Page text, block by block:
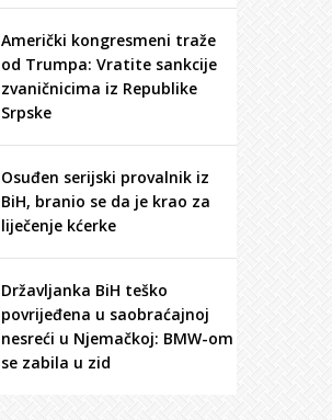
Američki kongresmeni traže
od Trumpa: Vratite sankcije
zvaničnicima iz Republike
Srpske
Osuđen serijski provalnik iz
BiH, branio se da je krao za
liječenje kćerke
Državljanka BiH teško
povrijeđena u saobraćajnoj
nesreći u Njemačkoj: BMW-om
se zabila u zid